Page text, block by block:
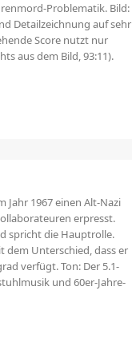
Problematik. Bild:
Detailzeichnung auf sehr
Score nutzt nur
aus dem Bild, 93:11).
Jahr 1967 einen Alt-Nazi
erpresst.
spricht die Hauptrolle.
dem Unterschied, dass er
verfügt. Ton: Der 5.1-
und 60er-Jahre-